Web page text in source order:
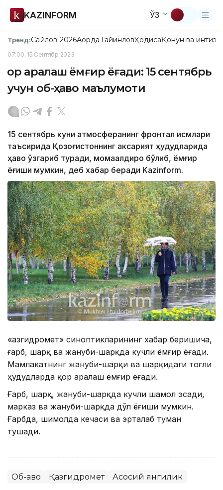
KAZINFORM ЎЗ
Тренд:Сайлов-2026АқордаТайинловҲодисаҚонун ва
07:00, 15 Сентябр 2023
Қор аралаш ёмғир ёғади: 15 сентябрь
учун об-ҳаво маълумоти
15 сентябрь куни атмосферанинг фронтал қисмлари
таъсирида Қозоғистоннинг аксарият ҳудудларида
ҳаво ўзгариб туради, момақалдироқ бўлиб, ёмғир
ёғиши мумкин, деб хабар беради Kazinform.
«Қазгидромет» синоптикларининг хабар беришича,
ғарб, шарқ ва жануби-шарқда кучли ёмғир ёғади.
Мамлакатнинг жануби-шарқи ва шарқидаги тоғли
ҳудудларда қор аралаш ёмғир ёғади.
Ғарб, шарқ, жануби-шарқда кучли шамол эсади,
марказ ва жануби-шарқда дўл ёғиши мумкин.
Ғарбда, шимолда кечаси ва эрталаб туман
тушади.
Об-ҳаво Қазгидромет Асосий янгилик